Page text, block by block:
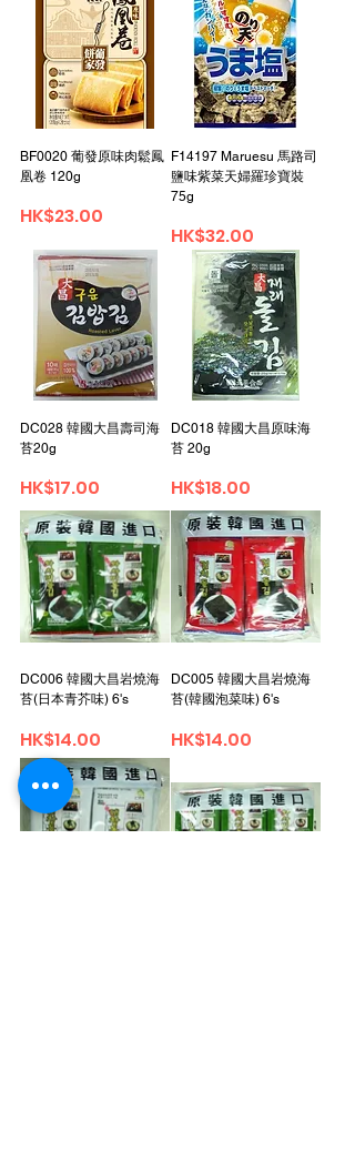
BF0020 葡發原味肉鬆鳳
凰卷 120g
價格
HK$23.00
F14197 Maruesu 馬路司
鹽味紫菜天婦羅珍寶裝
75g
價格
HK$32.00
DC028 韓國大昌壽司海
苔20g
價格
HK$17.00
DC018 韓國大昌原味海
苔 20g
價格
HK$18.00
DC006 韓國大昌岩燒海
苔(日本青芥味) 6's
價格
HK$14.00
DC005 韓國大昌岩燒海
苔(韓國泡菜味) 6's
價格
HK$14.00